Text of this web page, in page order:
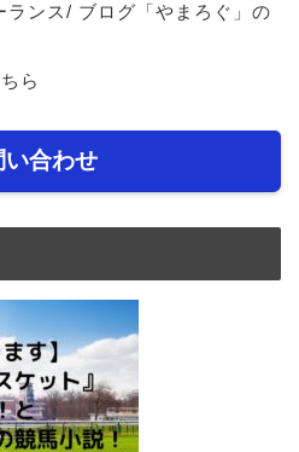
ンス/ ブログ「やまろぐ」の
ら
い合わせ